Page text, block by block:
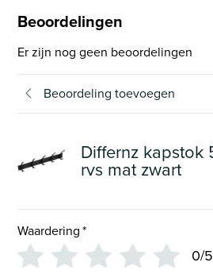
Beoordelingen
Er zijn nog geen beoordelingen
Beoordeling toevoegen
Differnz kapstok
rvs mat zwart
Waardering*
0/5